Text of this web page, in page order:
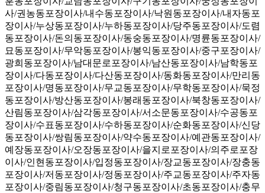
사/권농동포장이사/내수동포장이사/낙원동포장이사/내자동포
장이사/누상동포장이사/누하동포장이사/당주동포장이사/도렴
동포장이사/돈의동포장이사/동숭동포장이사/명륜동포장이사/
묘동포장이사/무악동포장이사/봉익동포장이사/중구포장이사/
광희동포장이사/남대문로포장이사/남산동포장이사/남학동포
장이사/다동포장이사/다산동포장이사/동화동포장이사/만리동
포장이사/명동포장이사/무교동포장이사/무학동포장이사/묵정
동포장이사/방산동포장이사/봉래동포장이사/북창동포장이사/
산림동포장이사/삼각동포장이사/서소문동포장이사/수공동포
장이사/수표동포장이사/수하동포장이사/순화동포장이사/신당
동포장이사/쌍림동포장이사/약수동포장이사/예관동포장이사/
예장동포장이사/오장동포장이사/을지로포장이사/의주로포장
이사/인현동포장이사/입정동포장이사/장교동포장이사/장충동
포장이사/저동포장이사/정동포장이사/주교동포장이사/주자동
포장이사/중림동포장이사/청구동포장이사/초동포장이사/충무